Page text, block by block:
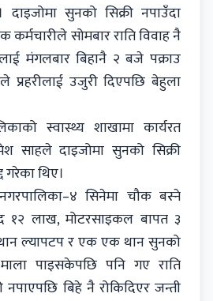
सुनको सिक्री नपाउँदा
कर्मचारीले सोमबार राति विवाह नै
मंगलबार बिहानै २ बजे पक्राउ
प्रहरीलाई उजुरी दिएपछि बेहुला
स्वास्थ्य शाखामा कार्यरत
साहले दाइजोमा सुनको सिक्री
गरेका थिए।
सिनेमा चौक बस्ने
१२ लाख, मोटरसाइकल बापत ३
ल्यापटप र एक एक थान सुनको
पाइसकेपछि पनि गए राति
बिहे नै रोकिदिएर जन्ती